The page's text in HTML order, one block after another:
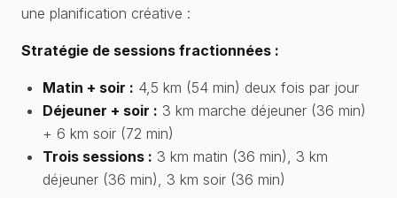
une planification créative :
Stratégie de sessions fractionnées :
Matin + soir : 4,5 km (54 min) deux fois par jour
Déjeuner + soir : 3 km marche déjeuner (36 min)
+ 6 km soir (72 min)
Trois sessions : 3 km matin (36 min), 3 km
déjeuner (36 min), 3 km soir (36 min)